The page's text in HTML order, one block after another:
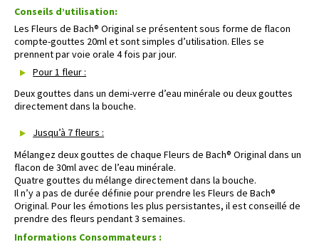
Conseils d’utilisation:
Les Fleurs de Bach® Original se présentent sous forme de flacon
compte-gouttes 20ml et sont simples d’utilisation. Elles se
prennent par voie orale 4 fois par jour.
Pour 1 fleur :
Deux gouttes dans un demi-verre d’eau minérale ou deux gouttes
directement dans la bouche.
Jusqu’à 7 fleurs :
Mélangez deux gouttes de chaque Fleurs de Bach® Original dans un
flacon de 30ml avec de l’eau minérale.
Quatre gouttes du mélange directement dans la bouche.
Il n’y a pas de durée définie pour prendre les Fleurs de Bach®
Original. Pour les émotions les plus persistantes, il est conseillé de
prendre des fleurs pendant 3 semaines.
Informations Consommateurs :